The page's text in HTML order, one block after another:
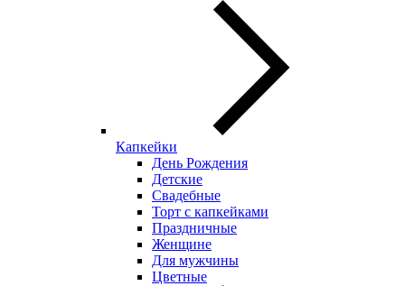
Капкейки
День Рождения
Детские
Свадебные
Торт с капкейками
Праздничные
Женщине
Для мужчины
Цветные